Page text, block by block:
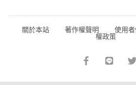
關於本站 著作權聲明 使用
權政策